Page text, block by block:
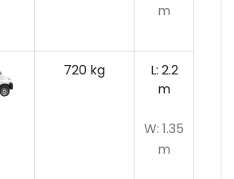
m
720 kg
L: 2.2
m
W: 1.35
m